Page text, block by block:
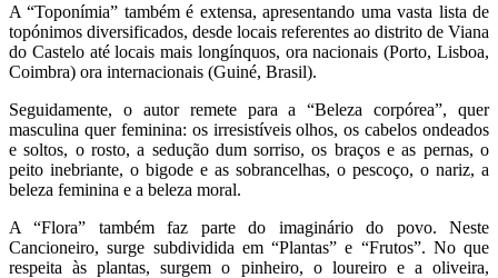
A “Toponímia” também é extensa, apresentando uma vasta lista de
topónimos diversificados, desde locais referentes ao distrito de Viana
do Castelo até locais mais longínquos, ora nacionais (Porto, Lisboa,
Coimbra) ora internacionais (Guiné, Brasil).
Seguidamente, o autor remete para a “Beleza corpórea”, quer
masculina quer feminina: os irresistíveis olhos, os cabelos ondeados
e soltos, o rosto, a sedução dum sorriso, os braços e as pernas, o
peito inebriante, o bigode e as sobrancelhas, o pescoço, o nariz, a
beleza feminina e a beleza moral.
A “Flora” também faz parte do imaginário do povo. Neste
Cancioneiro, surge subdividida em “Plantas” e “Frutos”. No que
respeita às plantas, surgem o pinheiro, o loureiro e a oliveira,